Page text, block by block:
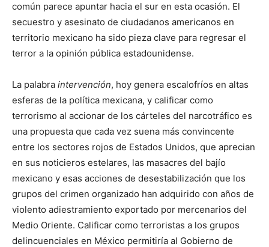
común parece apuntar hacia el sur en esta ocasión. El
secuestro y asesinato de ciudadanos americanos en
territorio mexicano ha sido pieza clave para regresar el
terror a la opinión pública estadounidense.
La palabra intervención, hoy genera escalofríos en altas
esferas de la política mexicana, y calificar como
terrorismo al accionar de los cárteles del narcotráfico es
una propuesta que cada vez suena más convincente
entre los sectores rojos de Estados Unidos, que aprecian
en sus noticieros estelares, las masacres del bajío
mexicano y esas acciones de desestabilización que los
grupos del crimen organizado han adquirido con años de
violento adiestramiento exportado por mercenarios del
Medio Oriente. Calificar como terroristas a los grupos
delincuenciales en México permitiría al Gobierno de